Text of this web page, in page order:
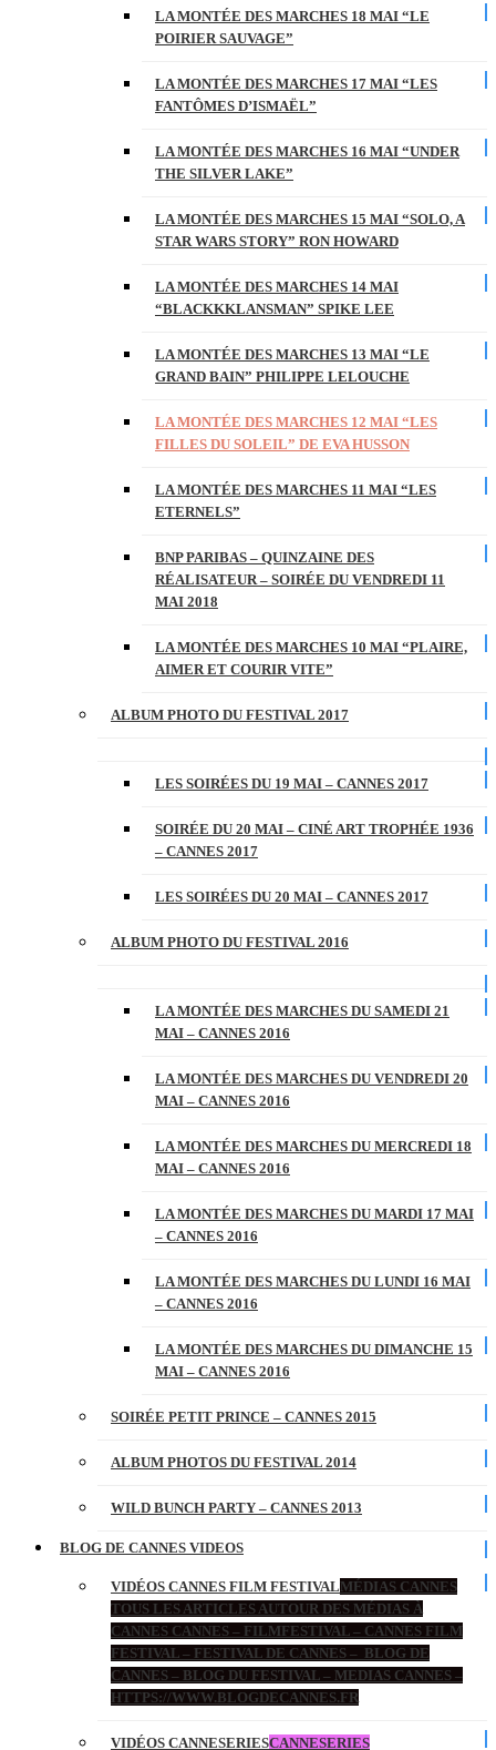
LA MONTÉE DES MARCHES 18 MAI “LE
POIRIER SAUVAGE”
LA MONTÉE DES MARCHES 17 MAI “LES
FANTÔMES D’ISMAËL”
LA MONTÉE DES MARCHES 16 MAI “UNDER
THE SILVER LAKE”
LA MONTÉE DES MARCHES 15 MAI “SOLO, A
STAR WARS STORY” RON HOWARD
LA MONTÉE DES MARCHES 14 MAI
“BLACKKKLANSMAN” SPIKE LEE
LA MONTÉE DES MARCHES 13 MAI “LE
GRAND BAIN” PHILIPPE LELOUCHE
LA MONTÉE DES MARCHES 12 MAI “LES
FILLES DU SOLEIL” DE EVA HUSSON
LA MONTÉE DES MARCHES 11 MAI “LES
ETERNELS”
BNP PARIBAS – QUINZAINE DES
RÉALISATEUR – SOIRÉE DU VENDREDI 11
MAI 2018
LA MONTÉE DES MARCHES 10 MAI “PLAIRE,
AIMER ET COURIR VITE”
ALBUM PHOTO DU FESTIVAL 2017
LES SOIRÉES DU 19 MAI – CANNES 2017
SOIRÉE DU 20 MAI – CINÉ ART TROPHÉE 1936
– CANNES 2017
LES SOIRÉES DU 20 MAI – CANNES 2017
ALBUM PHOTO DU FESTIVAL 2016
LA MONTÉE DES MARCHES DU SAMEDI 21
MAI – CANNES 2016
LA MONTÉE DES MARCHES DU VENDREDI 20
MAI – CANNES 2016
LA MONTÉE DES MARCHES DU MERCREDI 18
MAI – CANNES 2016
LA MONTÉE DES MARCHES DU MARDI 17 MAI
– CANNES 2016
LA MONTÉE DES MARCHES DU LUNDI 16 MAI
– CANNES 2016
LA MONTÉE DES MARCHES DU DIMANCHE 15
MAI – CANNES 2016
SOIRÉE PETIT PRINCE – CANNES 2015
ALBUM PHOTOS DU FESTIVAL 2014
WILD BUNCH PARTY – CANNES 2013
BLOG DE CANNES VIDEOS
VIDÉOS CANNES FILM FESTIVALMÉDIAS CANNES
TOUS LES ARTICLES AUTOUR DES MÉDIAS À
CANNES CANNES – FILMFESTIVAL – CANNES FILM
FESTIVAL – FESTIVAL DE CANNES – BLOG DE
CANNES – BLOG DU FESTIVAL – MEDIAS CANNES –
HTTPS://WWW.BLOGDECANNES.FR
VIDÉOS CANNESERIESCANNESERIES